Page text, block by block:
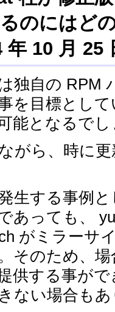
のにはど
年 10 月 25
独自の RPM
を目標とし
能となるで
がら、時に更
生する事例と
あっても、
がミラー
そのため、
供する事が
ない場合も